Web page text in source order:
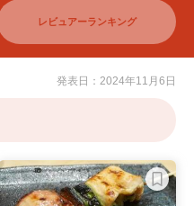
レビュアーランキング
発表日：2024年11月6日